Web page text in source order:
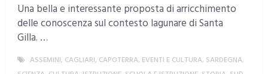
Una bella e interessante proposta di arricchimento
delle conoscenza sul contesto lagunare di Santa
Gilla. …
ASSEMINI, CAGLIARI, CAPOTERRA, EVENTI E CULTURA, SARDEGNA,